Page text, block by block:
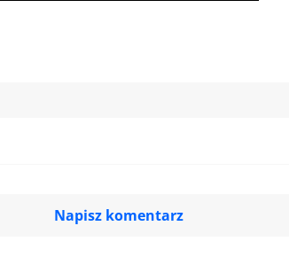
Napisz komentarz